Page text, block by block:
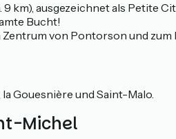
km), ausgezeichnet als Petite
Bucht!
von Pontorson und zum
Gouesnière und Saint-Malo.
Michel